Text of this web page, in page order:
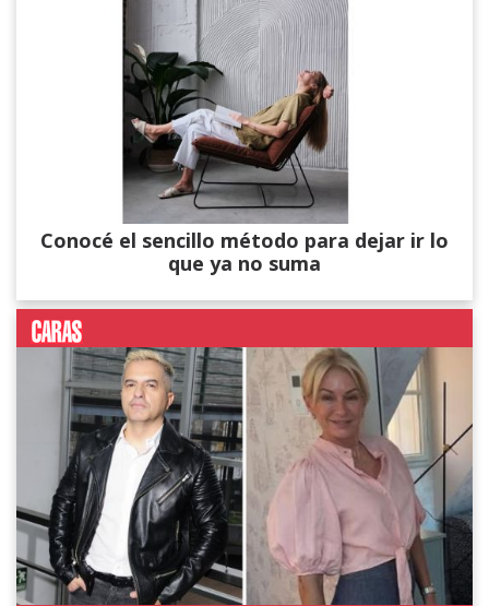
Conocé el sencillo método para dejar ir lo
que ya no suma